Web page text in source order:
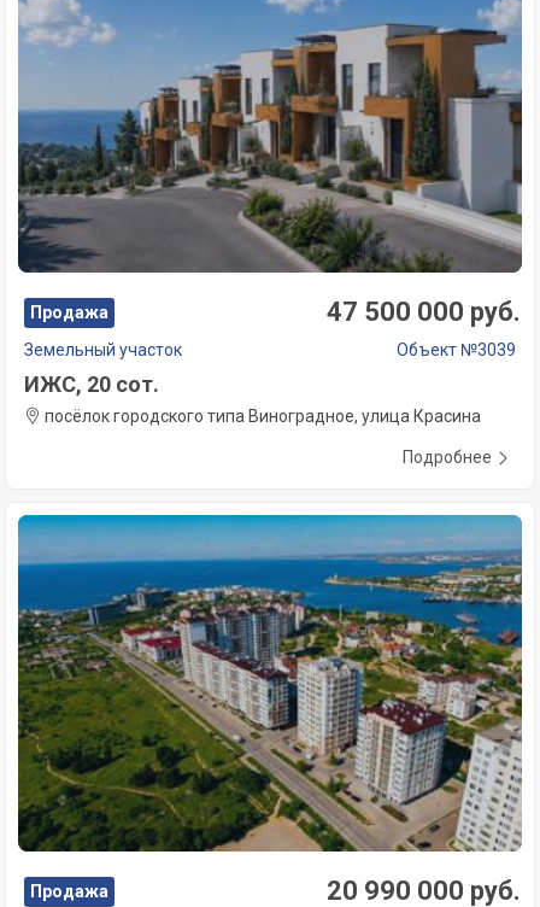
Продажа 47 500 000 руб.
Земельный участок Объект №3039
ИЖС, 20 сот.
посёлок городского типа Виноградное, улица Красина
Подробнее
Продажа 20 990 000 руб.